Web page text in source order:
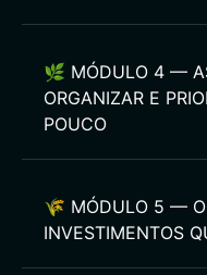
🌿 MÓDULO 4 —
ORGANIZAR E
POUCO
🌾 MÓDULO 5 — O
INVESTIMENTOS